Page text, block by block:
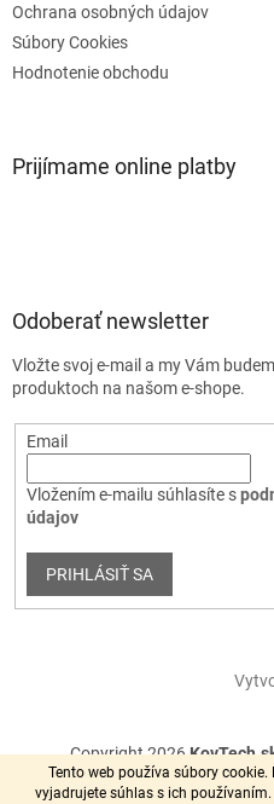
Tento web používa súbory
vyjadrujete súhlas s ich používaním.
Ochrana osobných údajov
Súbory Cookies
Hodnotenie obchodu
Prijímame online platby
Odoberať newsletter
Vložte svoj e-mail a my Vám
produktoch na našom e-shope.
Email
Vložením e-mailu súhlasíte s
údajov
PRIHLÁSIŤ SA
Copyright 2026